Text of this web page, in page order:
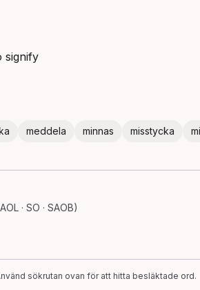
signify
meddela minnas misstycka
· SO · SAOB)
sökrutan ovan för att hitta besläktade ord.